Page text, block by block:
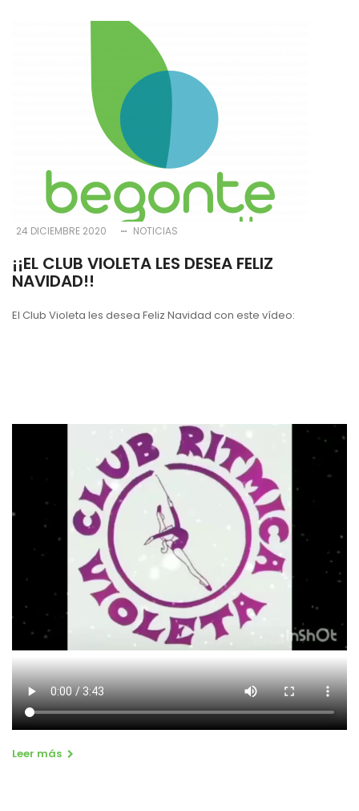
navegación
24 DICIEMBRE 2020 NOTICIAS
¡¡EL CLUB VIOLETA LES DESEA FELIZ
NAVIDAD!!
El Club Violeta les desea Feliz Navidad con este vídeo:
Leer más